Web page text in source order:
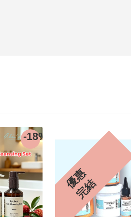
-18%
優
惠
完
結